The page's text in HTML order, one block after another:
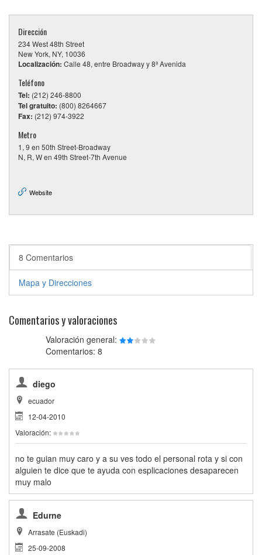
Dirección
234 West 48th Street
New York, NY, 10036
Localización: Calle 48, entre Broadway y 8ª Avenida
Teléfono
Tel: (212) 246-8800
Tel gratuito: (800) 8264667
Fax: (212) 974-3922
Metro
1, 9 en 50th Street-Broadway
N, R, W en 49th Street-7th Avenue
Website
8 Comentarios
Mapa y Direcciones
Comentarios y valoraciones
Valoración general:
Comentarios: 8
diego
ecuador
12-04-2010
Valoración:
no te guian muy caro y a su ves todo el personal rota y si con
alguien te dice que te ayuda con esplicaciones desaparecen
muy malo
Edurne
Arrasate (Euskadi)
25-09-2008